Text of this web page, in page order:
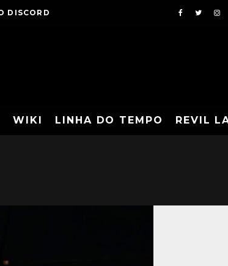
DISCORD
WIKI LINHA DO TEMPO REVIL